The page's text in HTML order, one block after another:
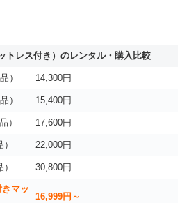
トレス付き）のレンタル・購入比較
） 14,300円
） 15,400円
） 17,600円
22,000円
30,800円
マッ
16,999円～